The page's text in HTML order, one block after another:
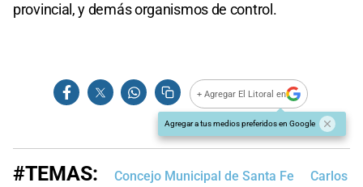
provincial, y demás organismos de control.
+ Agregar El Litoral en
Agregar a tus medios preferidos en Google
#TEMAS: Concejo Municipal de Santa Fe Carlos